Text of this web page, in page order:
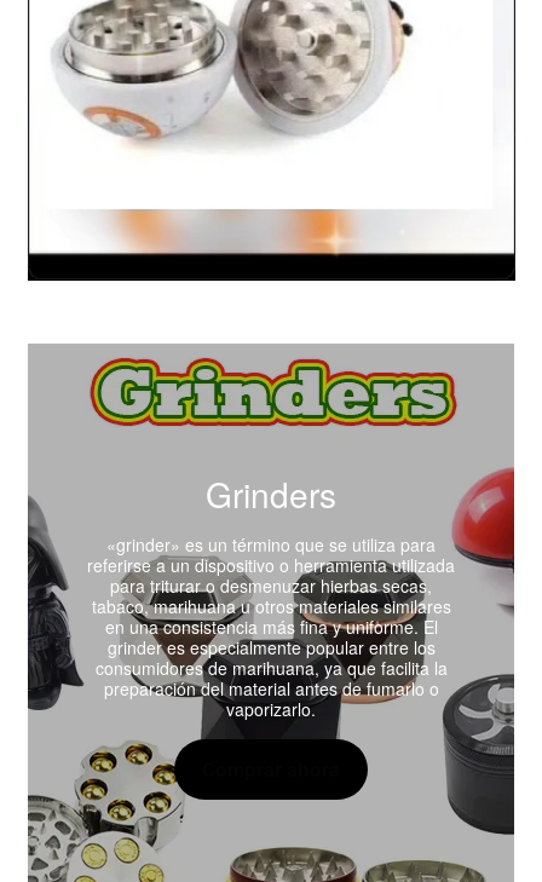
Grinders
«grinder» es un término que se utiliza para
referirse a un dispositivo o herramienta utilizada
para triturar o desmenuzar hierbas secas,
tabaco, marihuana u otros materiales similares
en una consistencia más fina y uniforme. El
grinder es especialmente popular entre los
consumidores de marihuana, ya que facilita la
preparación del material antes de fumarlo o
vaporizarlo.